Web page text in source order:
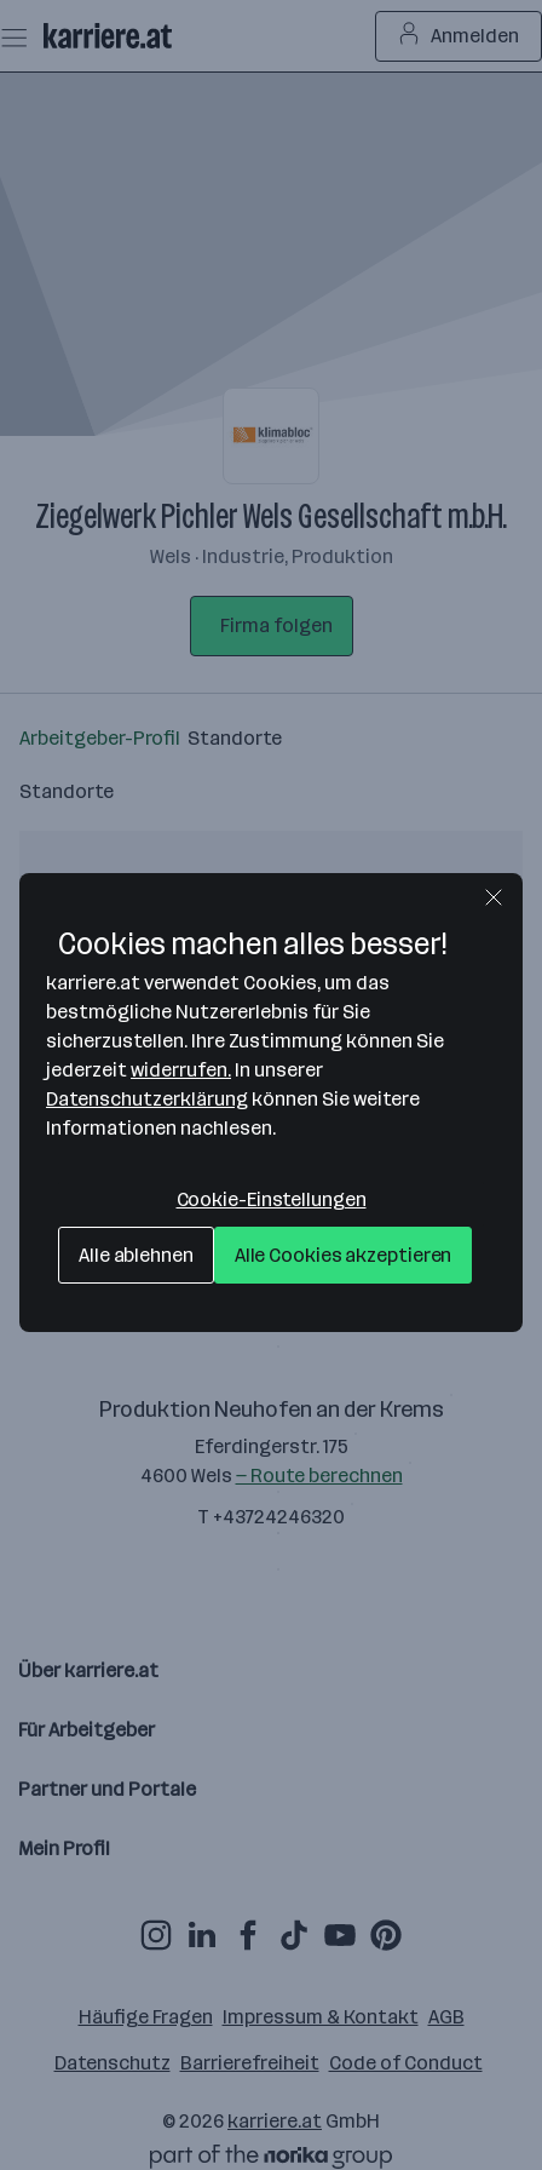
Seiteninhalt
springen
Anmelden
Ziegelwerk Pichler Wels Gesellschaft m.b.H.
Wels · Industrie, Produktion
Firma folgen
Arbeitgeber-Profil Standorte
Standorte
Bitte stimme unseren Cookie-
Richtlinien zu, um diese Karte
anzuzeigen.
Zustimmung geben
Ziegelwerk Pichler Wels Gesellschaft m.b.H.
Eferdingerstr. 175
Produktion Neuhofen an der Krems
Eferdingerstr. 175
4600 Wels — Route berechnen
T +43724246320
Über karriere.at
Für Arbeitgeber
Partner und Portale
Mein Profil
Häufige Fragen Impressum & Kontakt AGB
Datenschutz Barrierefreiheit Code of Conduct
© 2026 karriere.at GmbH
Cookies machen alles besser!
karriere.at verwendet Cookies, um das
bestmögliche Nutzererlebnis für Sie
sicherzustellen. Ihre Zustimmung können Sie
jederzeitwiderrufen. In unserer
Datenschutzerklärung können Sie weitere
Informationen nachlesen.
Cookie-Einstellungen
Alle ablehnen Alle Cookies akzeptieren